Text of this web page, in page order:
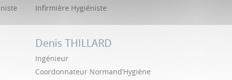
Infirmière Hygiéniste
Denis THILLARD
Ingénieur
Coordonnateur Normand’Hygiène